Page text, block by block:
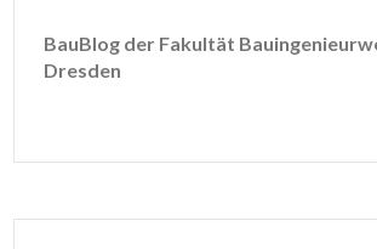
BauBlog der Fakultät
Dresden